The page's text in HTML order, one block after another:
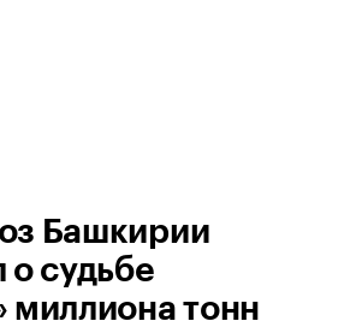
Башкирии
о судьбе
миллиона тонн